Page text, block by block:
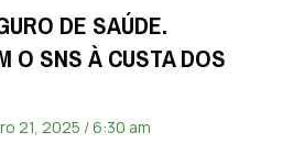
DE SAÚDE.
O SNS À CUSTA DOS
21, 2025 6:30 am